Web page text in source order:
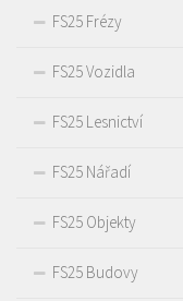
FS25 Frézy
FS25 Vozidla
FS25 Lesnictví
FS25 Nářadí
FS25 Objekty
FS25 Budovy